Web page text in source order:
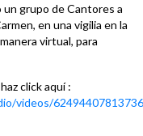
grupo de Cantores a
en una vigilia en la
virtual, para
click aquí :
videos/